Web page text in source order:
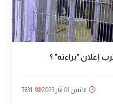
إعلان "براءته" ؟
الأثنين 01 آيار 2023 7631